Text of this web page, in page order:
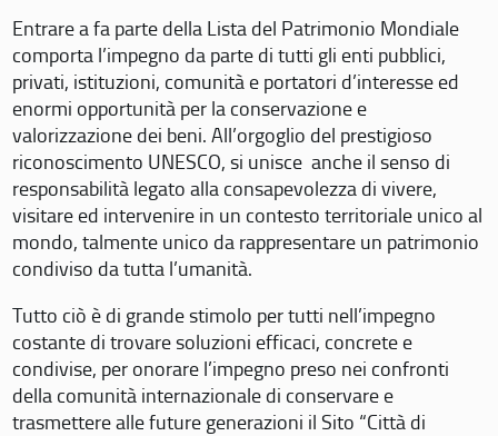
Entrare a fa parte della Lista del Patrimonio Mondiale
comporta l’impegno da parte di tutti gli enti pubblici,
privati, istituzioni, comunità e portatori d’interesse ed
enormi opportunità per la conservazione e
valorizzazione dei beni. All’orgoglio del prestigioso
riconoscimento UNESCO, si unisce anche il senso di
responsabilità legato alla consapevolezza di vivere,
visitare ed intervenire in un contesto territoriale unico al
mondo, talmente unico da rappresentare un patrimonio
condiviso da tutta l’umanità.
Tutto ciò è di grande stimolo per tutti nell’impegno
costante di trovare soluzioni efficaci, concrete e
condivise, per onorare l’impegno preso nei confronti
della comunità internazionale di conservare e
trasmettere alle future generazioni il Sito “Città di